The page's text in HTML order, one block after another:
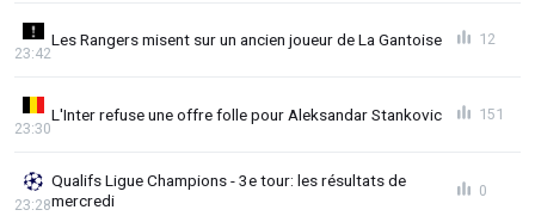
Les Rangers misent sur un ancien joueur de La Gantoise
23:42
12
L'Inter refuse une offre folle pour Aleksandar Stankovic
23:30
151
Qualifs Ligue Champions - 3e tour: les résultats de
mercredi
23:28
0